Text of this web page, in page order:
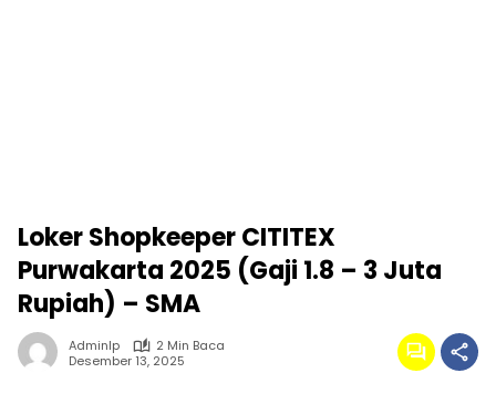
Loker Shopkeeper CITITEX
Purwakarta 2025 (Gaji 1.8 – 3 Juta
Rupiah) – SMA
Adminlp
2 Min Baca
Desember 13, 2025